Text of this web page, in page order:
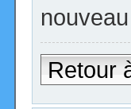
Retour